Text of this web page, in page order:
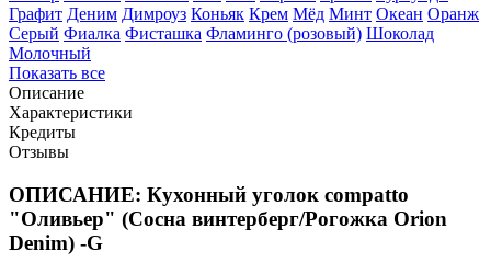
Графит Деним Димроуз Коньяк Крем Мёд Минт Океан Оранж
Серый Фиалка Фисташка Фламинго (розовый) Шоколад
Молочный
Показать все
Описание
Характеристики
Кредиты
Отзывы
ОПИСАНИЕ: Кухонный уголок compatto
"Оливьер" (Сосна винтерберг/Рогожка Orion
Denim) -G